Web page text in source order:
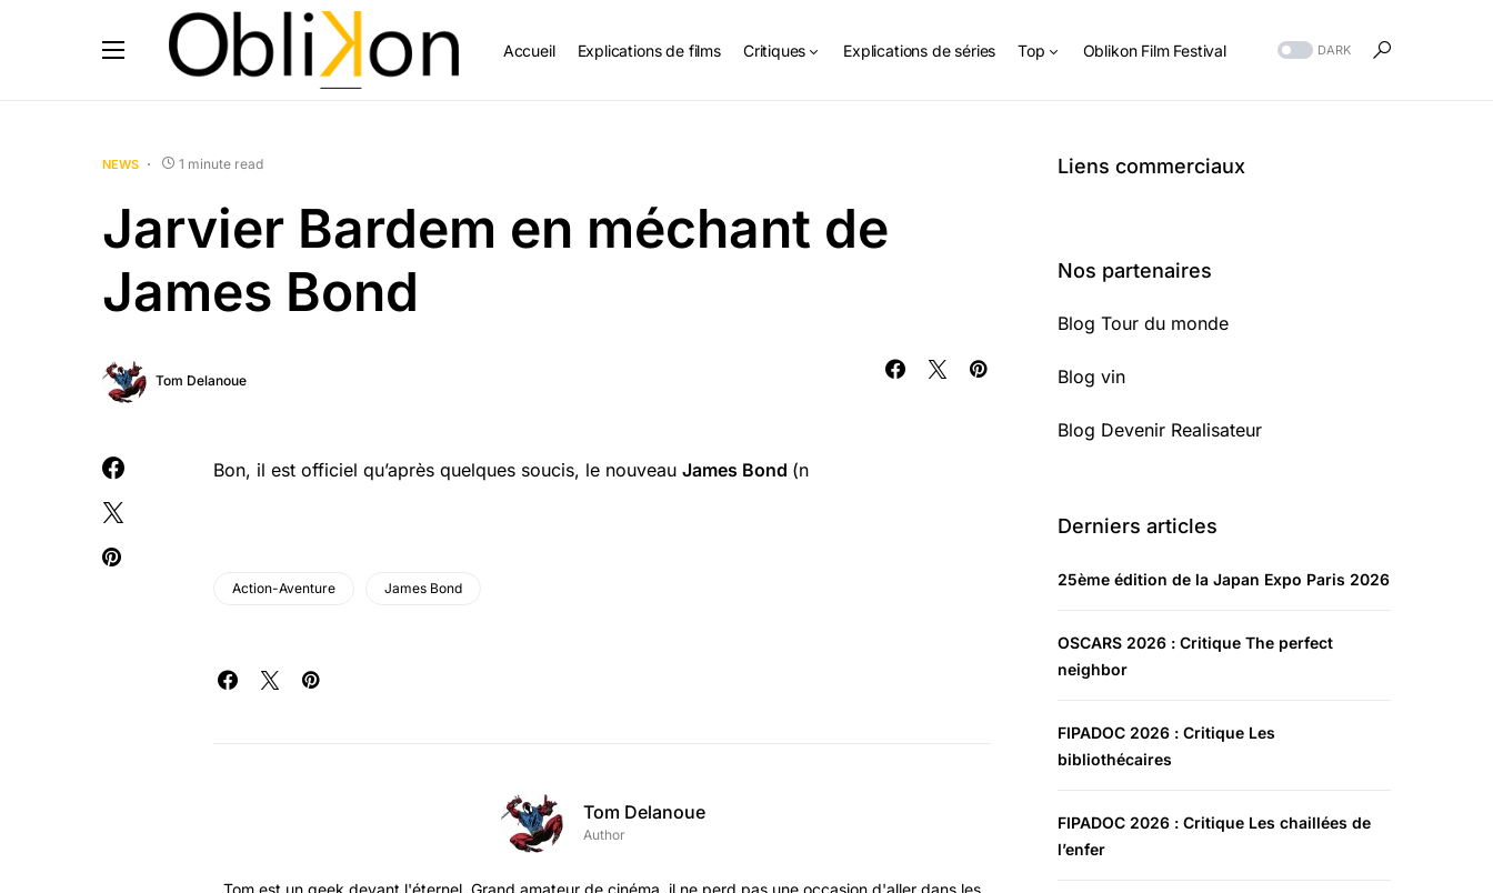
Accueil Explications de films Critiques Explications de séries Top Oblikon Film Festival DARK
NEWS 1 minute read
Jarvier Bardem en méchant de
James Bond
Tom Delanoue
Bon, il est officiel qu’après quelques soucis, le nouveau James Bond (n
Action-Aventure James Bond
Tom Delanoue
Author
Tom est un geek devant l'éternel. Grand amateur de cinéma, il ne perd pas une occasion d'aller dans les
Liens commerciaux
Nos partenaires
Blog Tour du monde
Blog vin
Blog Devenir Realisateur
Derniers articles
25ème édition de la Japan Expo Paris 2026
OSCARS 2026 : Critique The perfect
neighbor
FIPADOC 2026 : Critique Les
bibliothécaires
FIPADOC 2026 : Critique Les chaillées de
l’enfer